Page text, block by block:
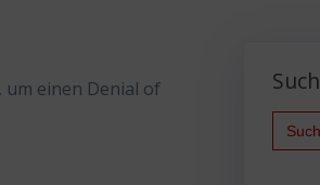
um einen Denial of
Search
for: